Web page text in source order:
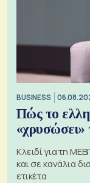
BUSINESS
Πώς το
Κλειδί για τη
και σε κανάλια
ετικέτα